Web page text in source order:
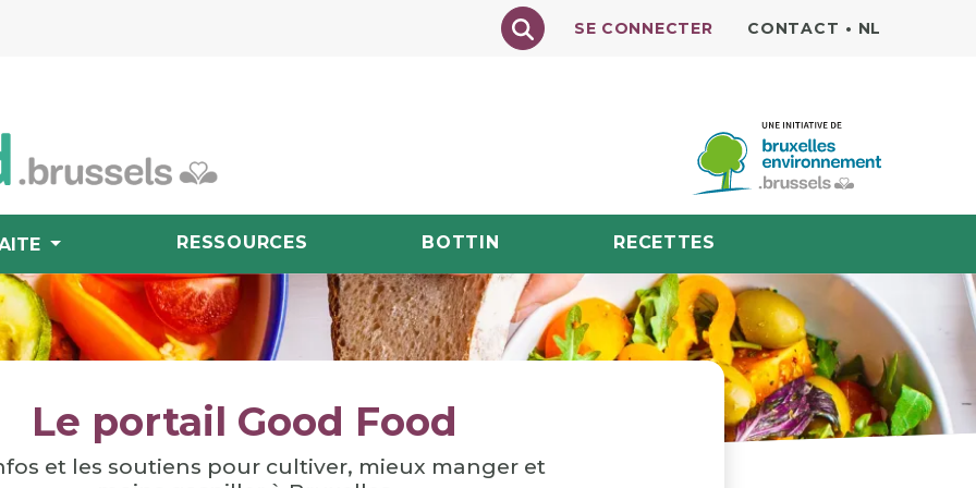
Texte à rechercher
SE CONNECTER CONTACT • NL
RESSOURCES BOTTIN RECETTES
Le portail Good Food
et les soutiens pour cultiver, mieux manger et